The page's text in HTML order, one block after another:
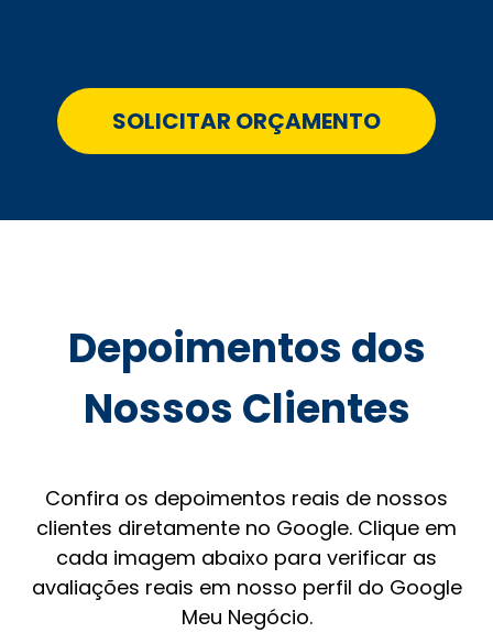
SOLICITAR ORÇAMENTO
Depoimentos dos
Nossos Clientes
Confira os depoimentos reais de nossos
clientes diretamente no Google. Clique em
cada imagem abaixo para verificar as
avaliações reais em nosso perfil do Google
Meu Negócio.